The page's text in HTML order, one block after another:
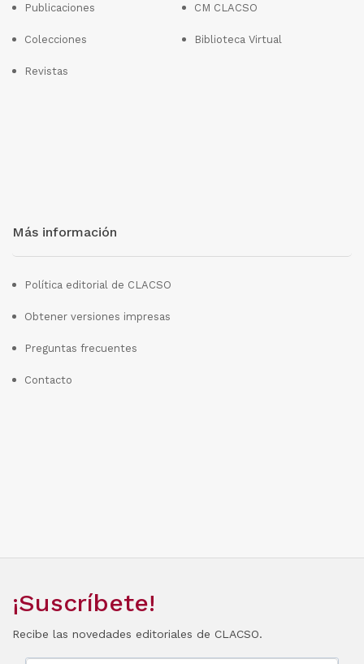
Publicaciones
Colecciones
Revistas
CM CLACSO
Biblioteca Virtual
Más información
Política editorial de CLACSO
Obtener versiones impresas
Preguntas frecuentes
Contacto
¡Suscríbete!
Recibe las novedades editoriales de CLACSO.